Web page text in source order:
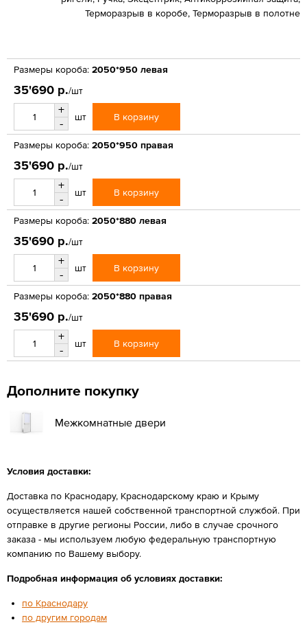
Терморазрыв в коробе, Терморазрыв в полотне
Размеры короба: 2050*950 левая
35'690 р./шт
+
-
шт В корзину
Размеры короба: 2050*950 правая
35'690 р./шт
+
-
шт В корзину
Размеры короба: 2050*880 левая
35'690 р./шт
+
-
шт В корзину
Размеры короба: 2050*880 правая
35'690 р./шт
+
-
шт В корзину
Дополните покупку
Межкомнатные двери
Условия доставки:
Доставка по Краснодару, Краснодарскому краю и Крыму
осуществляется нашей собственной транспортной службой. При
отправке в другие регионы России, либо в случае срочного
заказа - мы используем любую федеральную транспортную
компанию по Вашему выбору.
Подробная информация об условиях доставки:
по Краснодару
по другим городам